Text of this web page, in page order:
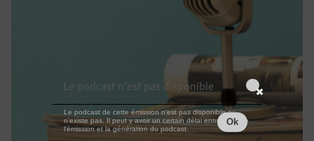
Le podcast n'est pas disponible
Le podcast de cette émission n'est pas disponible ou
n'existe pas. Il peut y avoir un certain délai entre la fin de
l'émission et la génération du podcast.
Ok